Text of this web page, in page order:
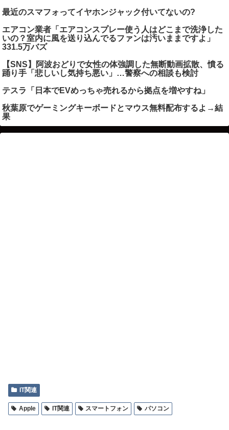
最近のスマフォってイヤホンジャック付いてないの?
エアコン業者「エアコンスプレー使う人はどこまで洗浄した
いの？室内に風を送り込んでるファンは汚いままですよ」
331.5万バズ
【SNS】阿波おどりで女性の体強調した無断動画拡散、憤る
踊り手「悲しいし気持ち悪い」…警察への相談も検討
テスラ「日本でEVめっちゃ売れるから拠点を増やすね」
秋葉原でゲーミングキーボードとマウス無料配布するよ→結
果
IT関連
Apple IT関連 スマートフォン パソコン